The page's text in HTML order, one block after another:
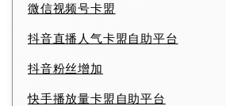
微信视频号卡盟
抖音直播人气卡盟自助平台
抖音粉丝增加
快手播放量卡盟自助平台